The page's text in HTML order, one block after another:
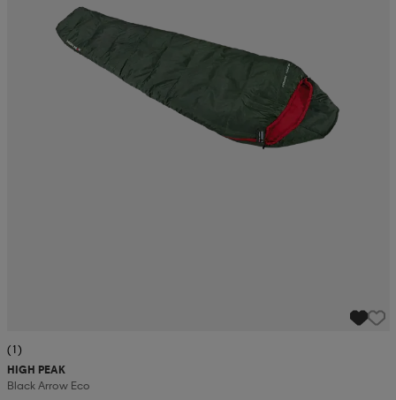
(1)
HIGH PEAK
Black Arrow Eco